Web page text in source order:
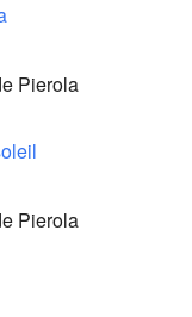
Pierola
Pierola